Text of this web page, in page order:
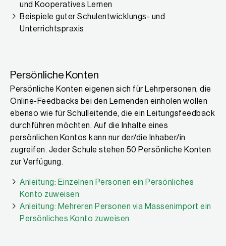
und Kooperatives Lernen
Beispiele guter Schulentwicklungs- und
Unterrichtspraxis
Persönliche Konten
Persönliche Konten eigenen sich für Lehrpersonen, die
Online-Feedbacks bei den Lernenden einholen wollen
ebenso wie für Schulleitende, die ein Leitungsfeedback
durchführen möchten. Auf die Inhalte eines
persönlichen Kontos kann nur der/die Inhaber/in
zugreifen. Jeder Schule stehen 50 Persönliche Konten
zur Verfügung.
Anleitung: Einzelnen Personen ein Persönliches
Konto zuweisen
Anleitung: Mehreren Personen via Massenimport ein
Persönliches Konto zuweisen